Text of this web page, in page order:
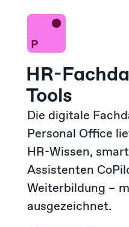
HR-
Tools
Die digitale
Personal Office
HR-Wissen,
Assistenten
Weiterbildung –
ausgezeichnet.